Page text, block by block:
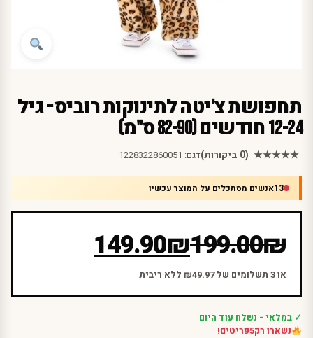
תחפושת צ'יטה לתינוקות רוביס – גיל
12-24 חודשים (82-90 ס"מ)
★★★★★ (0 ביקורות) דגם: 1228322860051
13אנשים מסתכלים על המוצר עכשיו
₪
199.00המחיר
המקורי
היה:
₪
149.90
המחיר
הנוכחי
הוא:
או 3 תשלומים של ₪49.97 ללא ריבית
✓ במלאי - נשלח עוד היום
נשארו רק5פריטים!